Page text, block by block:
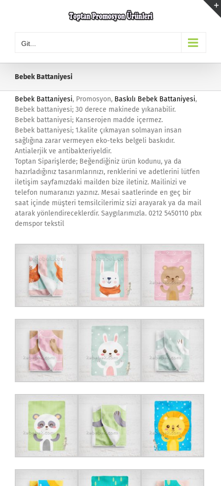
Git...
Bebek Battaniyesi
Bebek Battaniyesi, Promosyon, Baskılı Bebek Battaniyesi,
Bebek battaniyesi; 30 derece makinede yıkanabilir.
Bebek battaniyesi; Kanserojen madde içermez.
Bebek battaniyesi; 1.kalite çıkmayan solmayan insan
sağlığına zarar vermeyen eko-teks belgeli baskıdır.
Antialerjik ve antibakteriyeldir.
Toptan Siparişlerde; Beğendiğiniz ürün kodunu, ya da
hazırladığınız tasarımlarınızı, renklerini ve adetlerini lütfen
iletişim sayfamızdaki mailden bize iletiniz. Mailinizi ve
telefon numaranızı yazınız. Mesai saatlerinde en geç bir
saat içinde müşteri temsilcilerimiz sizi arayarak ya da mail
atarak yönlendireceklerdir. Saygılarımızla. 0212 5450110 pbx
demspor tekstil